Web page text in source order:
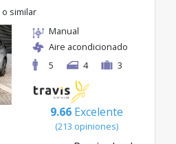
o similar
Manual
Aire acondicionado
5
4 3
9.66 Excelente
(213 opiniones)